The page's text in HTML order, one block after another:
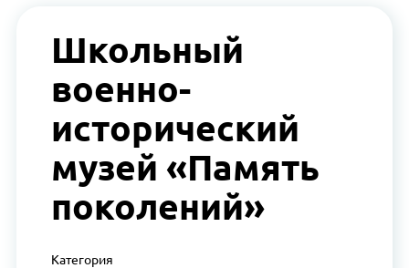
Школьный
военно-
исторический
музей «Память
поколений»
Категория